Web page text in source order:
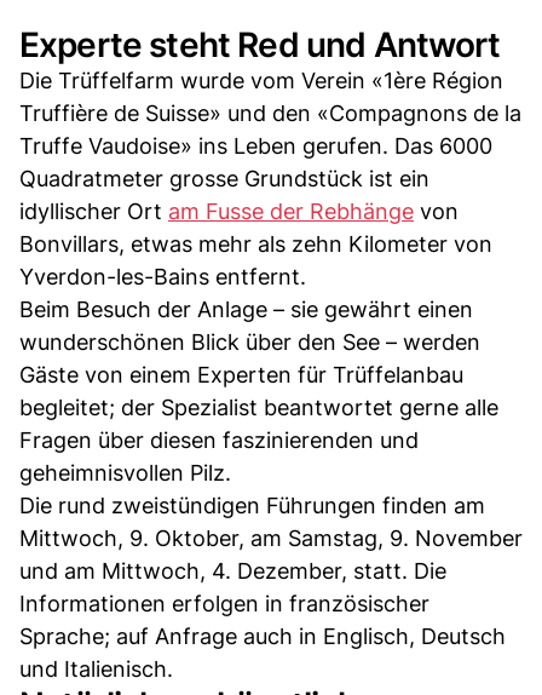
Experte steht Red und Antwort
Die Trüffelfarm wurde vom Verein «1ère Région
Truffière de Suisse» und den «Compagnons de la
Truffe Vaudoise» ins Leben gerufen. Das 6000
Quadratmeter grosse Grundstück ist ein
idyllischer Ort am Fusse der Rebhänge von
Bonvillars, etwas mehr als zehn Kilometer von
Yverdon-les-Bains entfernt.
Beim Besuch der Anlage – sie gewährt einen
wunderschönen Blick über den See – werden
Gäste von einem Experten für Trüffelanbau
begleitet; der Spezialist beantwortet gerne alle
Fragen über diesen faszinierenden und
geheimnisvollen Pilz.
Die rund zweistündigen Führungen finden am
Mittwoch, 9. Oktober, am Samstag, 9. November
und am Mittwoch, 4. Dezember, statt. Die
Informationen erfolgen in französischer
Sprache; auf Anfrage auch in Englisch, Deutsch
und Italienisch.